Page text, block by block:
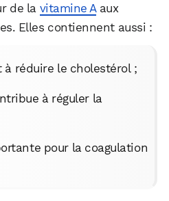
de la vitamine Aaux
Elles contiennent aussi :
réduire le cholestérol ;
à réguler la
pour la coagulation